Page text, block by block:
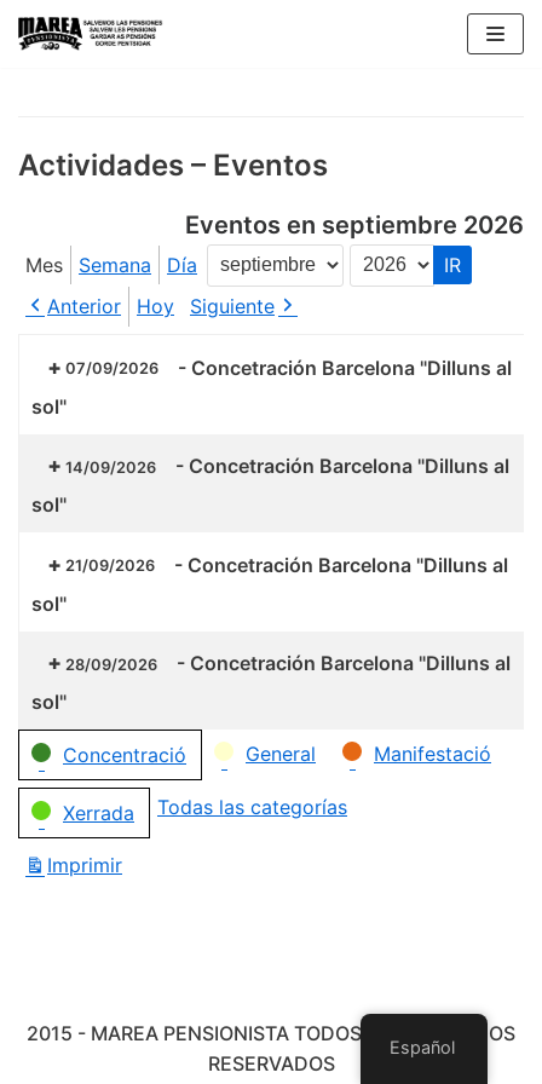
Saltar
Actividades – Eventos
Eventos en septiembre 2026
Mes Semana Día
Mes
Año
Anterior
Hoy Siguiente
07/09/2026 - Concetración Barcelona "Dilluns al
sol"
14/09/2026 - Concetración Barcelona "Dilluns al
sol"
21/09/2026 - Concetración Barcelona "Dilluns al
sol"
28/09/2026 - Concetración Barcelona "Dilluns al
sol"
Categorías
Concentració General Manifestació
Xerrada Todas las categorías
Imprimir
2015 - MAREA PENSIONISTA TODOS LOS DERECHOS
RESERVADOS
Español